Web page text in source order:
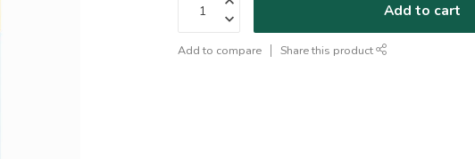
Add to cart
Add to compare Share this product